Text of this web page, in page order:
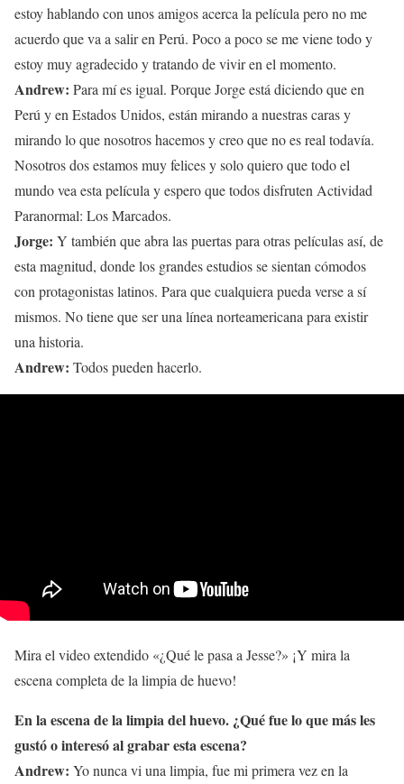
estoy hablando con unos amigos acerca la película pero no me
acuerdo que va a salir en Perú. Poco a poco se me viene todo y
estoy muy agradecido y tratando de vivir en el momento.
Andrew: Para mí es igual. Porque Jorge está diciendo que en
Perú y en Estados Unidos, están mirando a nuestras caras y
mirando lo que nosotros hacemos y creo que no es real todavía.
Nosotros dos estamos muy felices y solo quiero que todo el
mundo vea esta película y espero que todos disfruten Actividad
Paranormal: Los Marcados.
Jorge: Y también que abra las puertas para otras películas así, de
esta magnitud, donde los grandes estudios se sientan cómodos
con protagonistas latinos. Para que cualquiera pueda verse a sí
mismos. No tiene que ser una línea norteamericana para existir
una historia.
Andrew: Todos pueden hacerlo.
Mira el video extendido «¿Qué le pasa a Jesse?» ¡Y mira la
escena completa de la limpia de huevo!
En la escena de la limpia del huevo. ¿Qué fue lo que más les
gustó o interesó al grabar esta escena?
Andrew: Yo nunca vi una limpia, fue mi primera vez en la